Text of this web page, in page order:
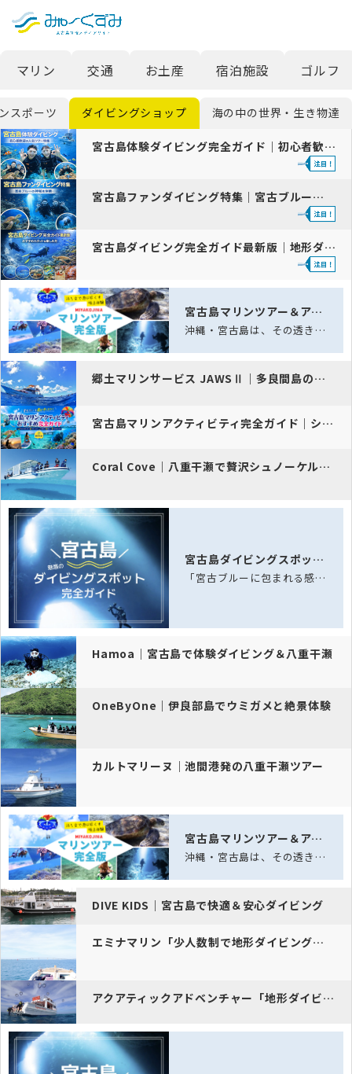
English
マリン 交通 お土産 宿泊施設 ゴルフ
スポーツ ダイビングショップ 海の中の世界・生き物達
宮古島体験ダイビング完全ガイド｜初心者歓迎＆人気ツアー2026
宮古島ファンダイビング特集｜宮古ブルーの神秘を体験【2026最新版】
宮古島ダイビング完全ガイド最新版｜地形ダイブ徹底解説
郷土マリンサービス JAWSⅡ｜多良間島の海を知り尽くした唯一のダイ…
宮古島マリンアクティビティ完全ガイド｜シュノーケリング・SUP・ダイ…
Coral Cove｜八重干瀬で贅沢シュノーケル体験
Hamoa｜宮古島で体験ダイビング＆八重干瀬
OneByOne｜伊良部島でウミガメと絶景体験
カルトマリーヌ｜池間港発の八重干瀬ツアー
DIVE KIDS｜宮古島で快適＆安心ダイビング
エミナマリン「少人数制で地形ダイビングやサンゴ礁を楽しめます。初心者…
アクアティックアドベンチャー「地形ダイビング…宮古島の絶景ポイントを…
宮古島マリンツアー＆アクティビティ完全ガイド｜海と空の体験
沖縄・宮古島は、その透き通る海「宮古ブルー」と雄大な自然に恵まれた、日本でも屈指…
宮古島ダイビングスポット完全ガイド
「宮古ブルーに包まれる感動体験！サンゴ礁とウミガメが待つ八重干瀬へ。ホテル送迎付…
宮古島マリンツアー＆アクティビティ完全ガイド｜海と空の体験
沖縄・宮古島は、その透き通る海「宮古ブルー」と雄大な自然に恵まれた、日本でも屈指…